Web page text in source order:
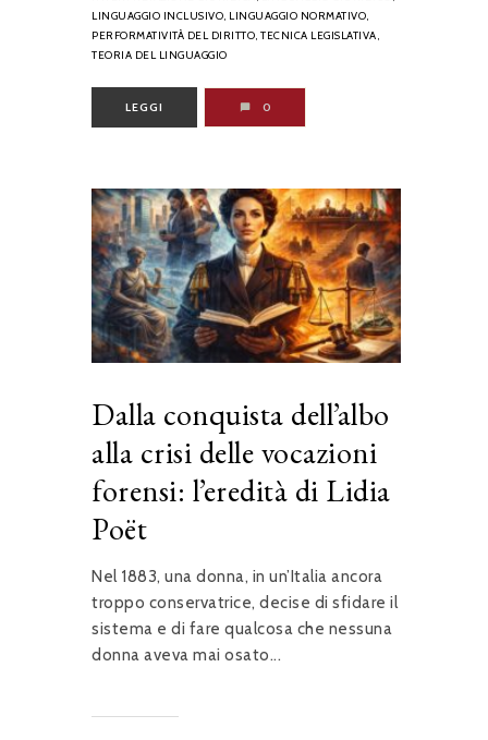
LINGUAGGIO INCLUSIVO, LINGUAGGIO NORMATIVO,
PERFORMATIVITÀ DEL DIRITTO, TECNICA LEGISLATIVA,
TEORIA DEL LINGUAGGIO
LEGGI 0
Dalla conquista dell’albo
alla crisi delle vocazioni
forensi: l’eredità di Lidia
Poët
Nel 1883, una donna, in un’Italia ancora
troppo conservatrice, decise di sfidare il
sistema e di fare qualcosa che nessuna
donna aveva mai osato...